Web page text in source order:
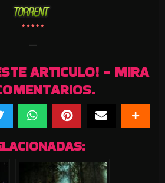
*****
—
ARTICULO! - MIRA